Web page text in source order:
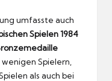
umfasste auch
Spielen 1984
Spielern,
als auch bei